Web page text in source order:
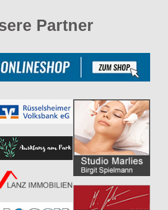
Partner